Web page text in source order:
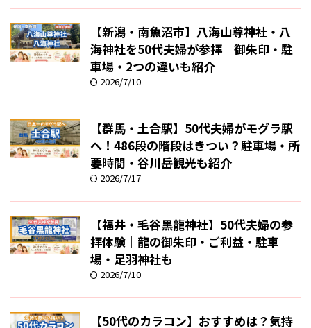
【新潟・南魚沼市】八海山尊神社・八
海神社を50代夫婦が参拝｜御朱印・駐
車場・2つの違いも紹介
2026/7/10
【群馬・土合駅】50代夫婦がモグラ駅
へ！486段の階段はきつい？駐車場・所
要時間・谷川岳観光も紹介
2026/7/17
【福井・毛谷黒龍神社】50代夫婦の参
拝体験｜龍の御朱印・ご利益・駐車
場・足羽神社も
2026/7/10
【50代のカラコン】おすすめは？気持